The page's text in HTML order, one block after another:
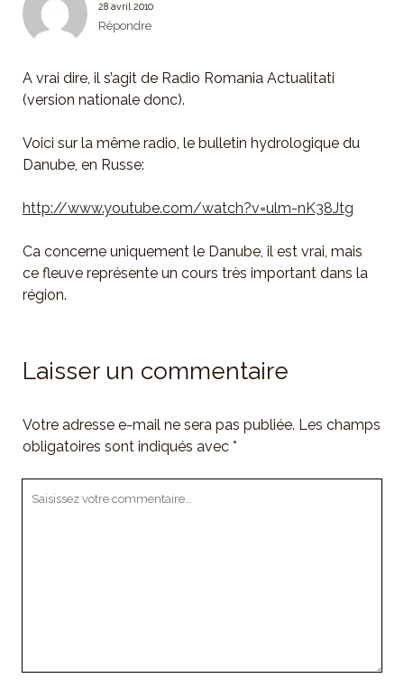
28 avril 2010
Répondre
A vrai dire, il s’agit de Radio Romania Actualitati
(version nationale donc).
Voici sur la même radio, le bulletin hydrologique du
Danube, en Russe:
http://www.youtube.com/watch?v=ulm-nK38Jtg
Ca concerne uniquement le Danube, il est vrai, mais
ce fleuve représente un cours très important dans la
région.
Laisser un commentaire
Votre adresse e-mail ne sera pas publiée. Les champs
obligatoires sont indiqués avec *